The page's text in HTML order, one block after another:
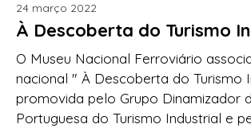
24 março 2022
À Descoberta do Turismo
O Museu Nacional Ferroviário
nacional " À Descoberta do Turismo
promovida pelo Grupo Dinamizador
Portuguesa do Turismo Industrial e